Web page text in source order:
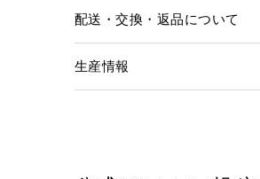
配送・交換・返品について
生産情報